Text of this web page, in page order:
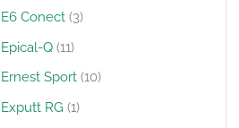
E6 Conect 3
Epical-Q 11
Ernest Sport 10
Exputt RG 1